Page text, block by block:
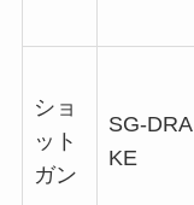
ショ
ット
ガン
SG-DRA
KE